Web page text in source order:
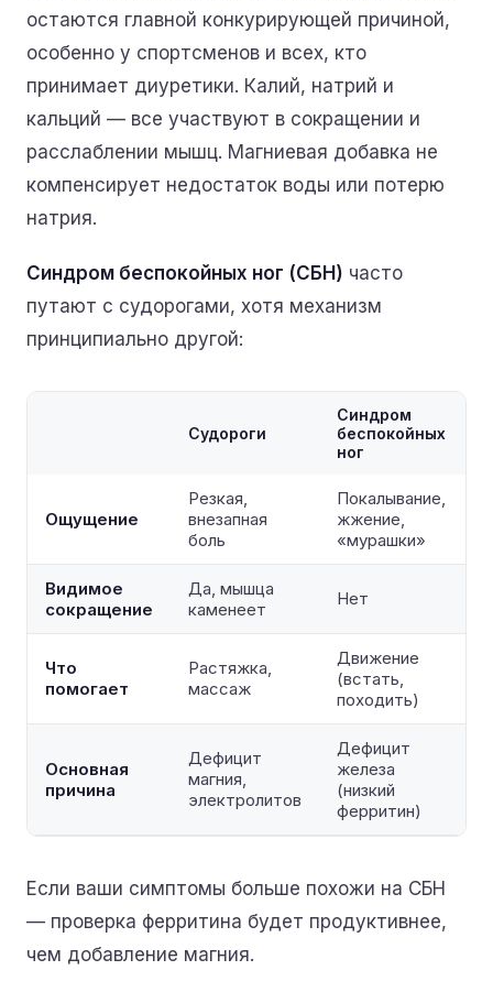
остаются главной конкурирующей причиной,
особенно у спортсменов и всех, кто
принимает диуретики. Калий, натрий и
кальций — все участвуют в сокращении и
расслаблении мышц. Магниевая добавка не
компенсирует недостаток воды или потерю
натрия.
Синдром беспокойных ног (СБН) часто
путают с судорогами, хотя механизм
принципиально другой:
Судороги
Синдром
беспокойных
ног
Ощущение
Резкая,
внезапная
боль
Покалывание,
жжение,
«мурашки»
Видимое
сокращение
Да, мышца
каменеет
Нет
Что
помогает
Растяжка,
массаж
Движение
(встать,
походить)
Основная
причина
Дефицит
магния,
электролитов
Дефицит
железа
(низкий
ферритин)
Если ваши симптомы больше похожи на СБН
— проверка ферритина будет продуктивнее,
чем добавление магния.